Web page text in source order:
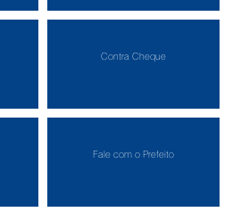
Contra Cheque
Fale com o Prefeito